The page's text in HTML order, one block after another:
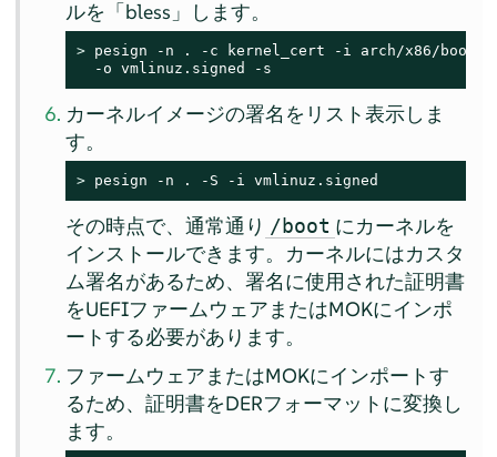
ルを 「bless 」 します。
> pesign -n . -c kernel_cert -i arch/x86/boot/
  -o vmlinuz.signed -s
カーネルイメージの署名をリスト表示しま
す。
> pesign -n . -S -i vmlinuz.signed
その時点で、通常通り /boot にカーネルを
インストールできます。カーネルにはカスタ
ム署名があるため、署名に使用された証明書
をUEFIファームウェアまたはMOKにインポ
ートする必要があります。
ファームウェアまたはMOKにインポートす
るため、証明書をDERフォーマットに変換し
ます。